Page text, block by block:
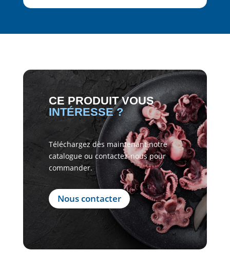
CE PRODUIT VOUS
INTÉRESSE ?
Téléchargez dès maintenant notre
catalogue ou contactez-nous pour
commander.
Nous contacter